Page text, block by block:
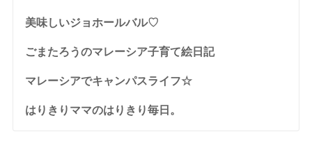
美味しいジョホールバル♡
ごまたろうのマレーシア子育て絵日記
マレーシアでキャンパスライフ☆
はりきりママのはりきり毎日。